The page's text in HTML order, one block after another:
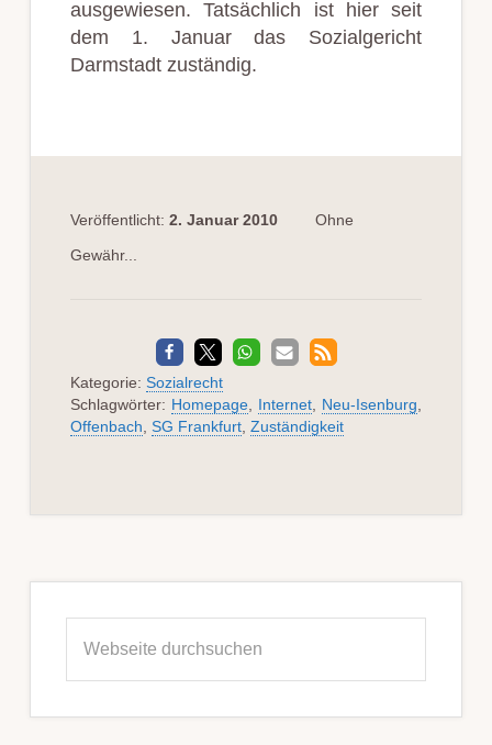
ausgewiesen. Tatsächlich ist hier seit
dem 1. Januar das Sozialgericht
Darmstadt zuständig.
Veröffentlicht: 2. Januar 2010
Ohne
Gewähr...
Kategorie: Sozialrecht
Schlagwörter: Homepage, Internet Neu-Isenburg
Offenbach SG Frankfurt, Zuständigkeit